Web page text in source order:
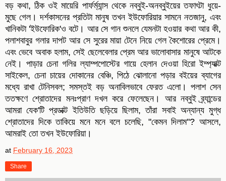
বড় কথা, ঠিক ওই মায়েরি পার্ফর্ম্যান্স থেকে নব্বুই-অনব্বুইয়ের তফাৎটা ধুয়ে-
মুছে গেল। দর্শকাসনের প্রতিটা মানুষ তখন ইউফোরিয়ার সামনে নতজানু, এবং
খানিকটা 'ইউফোরিক'ও বটে। আর সে গান শুনলে যেমনটা হওয়ার কথা আর কী,
পলাশবাবুর গলার দাপট আর সে সুরের মায়া টেনে নিয়ে গেল কৈশোরের প্রেমে।
এবং ভেবে অবাক হলাম, সেই ছেলেবেলার প্রেম আর ভালোবাসার মানুষে আটকে
নেই। পাড়ার চেনা গলির ল্যাম্পপোস্টের গায়ে হেলান দেওয়া হিরো ইম্প্যাক্ট
সাইকেল, চেনা চায়ের দোকানের বেঞ্চি, পিঠে ঝোলানো পড়ার বইয়ের ব্যাগের
মধ্যে রাখা টেনিসবল; সমস্তই বড় অনাবিলভাবে ফেরত এলো। পলাশ সেন
ততক্ষণে শ্রোতাদের মনঃপ্রাণ দখল করে ফেলেছেন। আর নব্বুই ব্র্যান্ডের
আমরা যেক'টি প্রডাক্ট ইতিউতি ছড়িয়ে ছিলাম, তাঁরা সবাই অন্যান্য মুগ্ধ
শ্রোতাদের দিকে তাকিয়ে মনে মনে বলে চলেছি, "কেমন দিলাম"? আসলে,
আমরাই তো তখন ইউফোরিয়া।
at February 16, 2023
Share